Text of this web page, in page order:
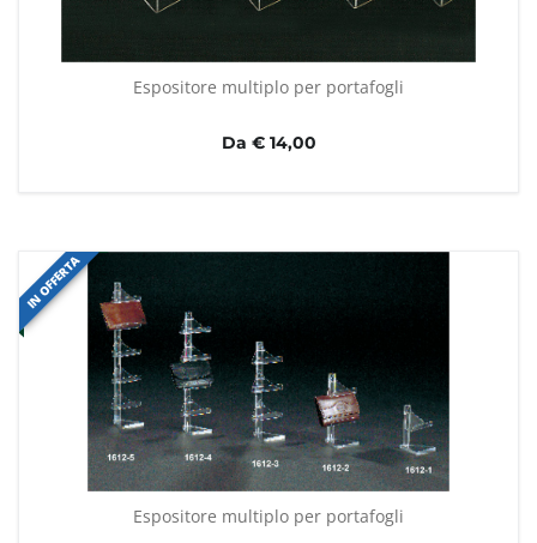
Espositore multiplo per portafogli
Da € 14,00
IN OFFERTA
Espositore multiplo per portafogli